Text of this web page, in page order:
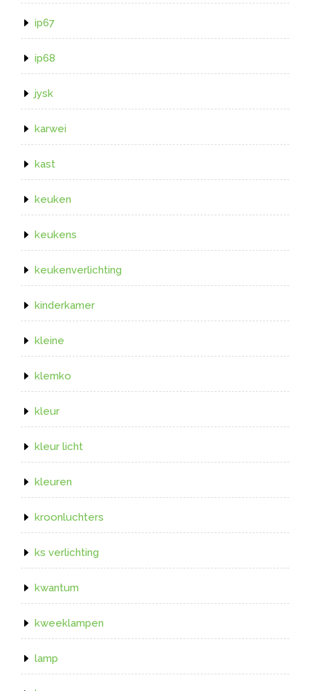
ip67
ip68
jysk
karwei
kast
keuken
keukens
keukenverlichting
kinderkamer
kleine
klemko
kleur
kleur licht
kleuren
kroonluchters
ks verlichting
kwantum
kweeklampen
lamp